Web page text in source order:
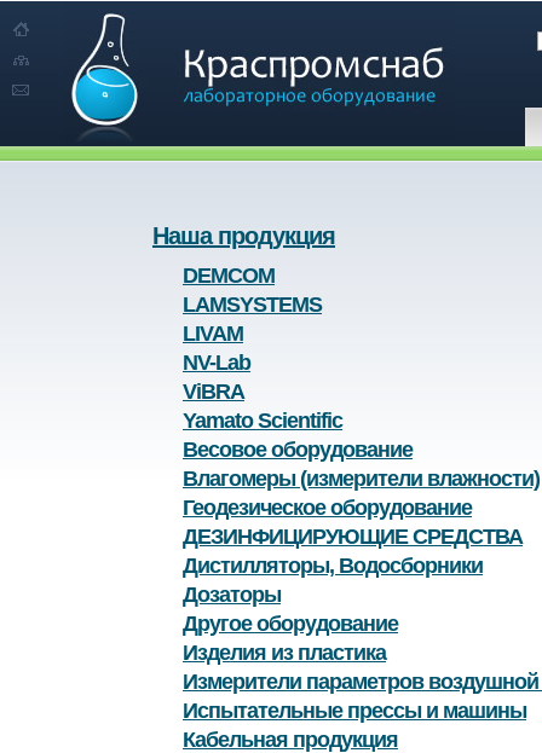
Наша продукция
DEMCOM
LAMSYSTEMS
LIVAM
NV-Lab
ViBRA
Yamato Scientific
Весовое оборудование
Влагомеры (измерители влажности)
Геодезическое оборудование
ДЕЗИНФИЦИРУЮЩИЕ СРЕДСТВА
Дистилляторы, Водосборники
Дозаторы
Другое оборудование
Изделия из пластика
Измерители параметров
Испытательные прессы и машины
Кабельная продукция